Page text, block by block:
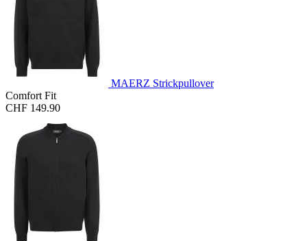
MAERZ Strickpullover
Comfort Fit
CHF 149.90